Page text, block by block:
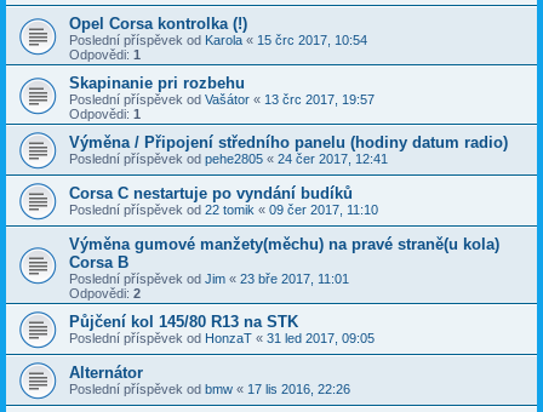
Opel Corsa kontrolka (!)
Poslední příspěvek od Karola « 15 črc 2017, 10:54
Odpovědi: 1
Skapinanie pri rozbehu
Poslední příspěvek od Vašátor « 13 črc 2017, 19:57
Odpovědi: 1
Výměna / Připojení středního panelu (hodiny datum radio)
Poslední příspěvek od pehe2805 « 24 čer 2017, 12:41
Corsa C nestartuje po vyndání budíků
Poslední příspěvek od 22 tomik « 09 čer 2017, 11:10
Výměna gumové manžety(měchu) na pravé straně(u kola)
Corsa B
Poslední příspěvek od Jim « 23 bře 2017, 11:01
Odpovědi: 2
Půjčení kol 145/80 R13 na STK
Poslední příspěvek od HonzaT « 31 led 2017, 09:05
Alternátor
Poslední příspěvek od bmw « 17 lis 2016, 22:26